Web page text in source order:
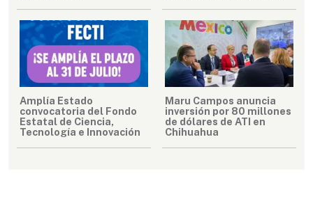
Amplía Estado
convocatoria del Fondo
Estatal de Ciencia,
Tecnología e Innovación
Maru Campos anuncia
inversión por 80 millones
de dólares de ATI en
Chihuahua